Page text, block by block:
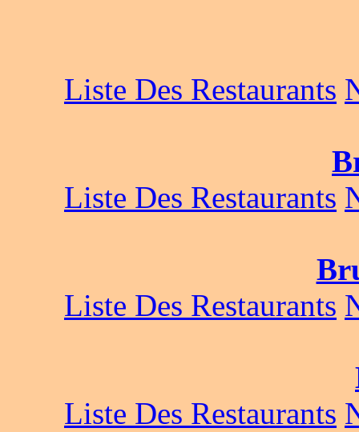
Liste Des Restaurants
Liste Des Restaurants
Liste Des Restaurants
Liste Des Restaurants